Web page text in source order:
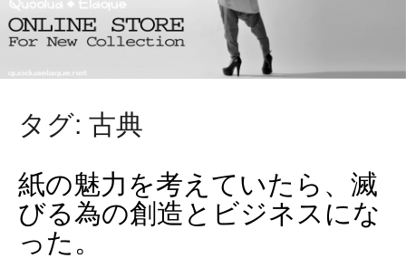
タグ: 古典
紙の魅力を考えていたら、滅
びる為の創造とビジネスにな
った。